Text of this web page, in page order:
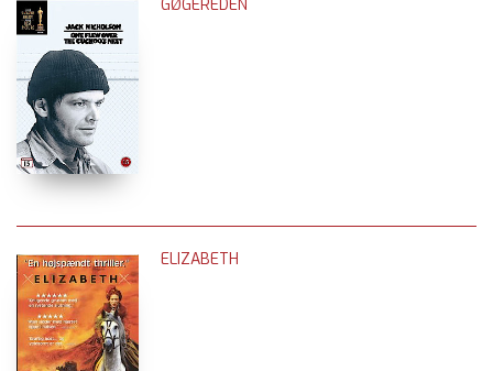
GØGEREDEN
ELIZABETH